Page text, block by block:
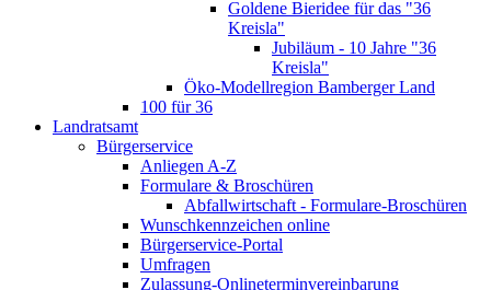
Goldene Bieridee für das "36
Kreisla"
Jubiläum - 10 Jahre "36
Kreisla"
Öko-Modellregion Bamberger Land
100 für 36
Landratsamt
Bürgerservice
Anliegen A-Z
Formulare & Broschüren
Abfallwirtschaft - Formulare-Broschüren
Wunschkennzeichen online
Bürgerservice-Portal
Umfragen
Zulassung-Onlineterminvereinbarung